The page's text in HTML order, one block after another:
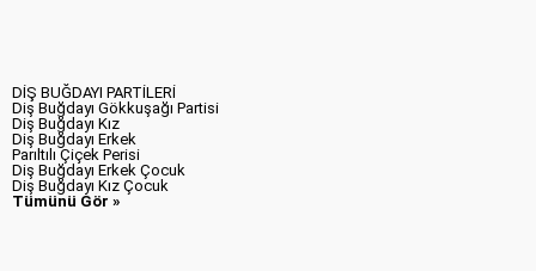
DİŞ BUĞDAYI PARTİLERİ
Diş Buğdayı Gökkuşağı Partisi
Diş Buğdayı Kız
Diş Buğdayı Erkek
Parıltılı Çiçek Perisi
Diş Buğdayı Erkek Çocuk
Diş Buğdayı Kız Çocuk
Tümünü Gör »